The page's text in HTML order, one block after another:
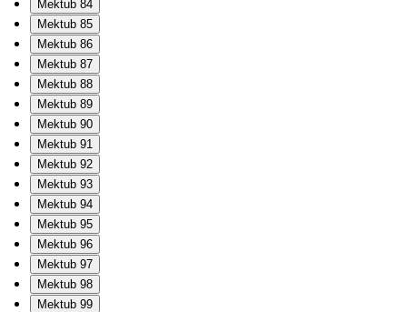
Mektub 84
Mektub 85
Mektub 86
Mektub 87
Mektub 88
Mektub 89
Mektub 90
Mektub 91
Mektub 92
Mektub 93
Mektub 94
Mektub 95
Mektub 96
Mektub 97
Mektub 98
Mektub 99